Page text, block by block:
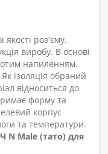
якості роз'єму.
виробу. В основі
напиленням.
ізоляція обраний
відноситься до
форму та
корпус
та температури.
N Male (тато) для